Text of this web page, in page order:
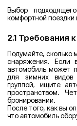
Выбор
комфортной поездки
2.1 Требования
Подумайте, сколько
снаряжения. Если
автомобиль может
для зимних видов
группой, ищите
пространством.
бронировании.
После того, как вы
что автомобиль